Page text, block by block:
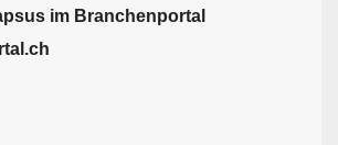
im Branchen­portal